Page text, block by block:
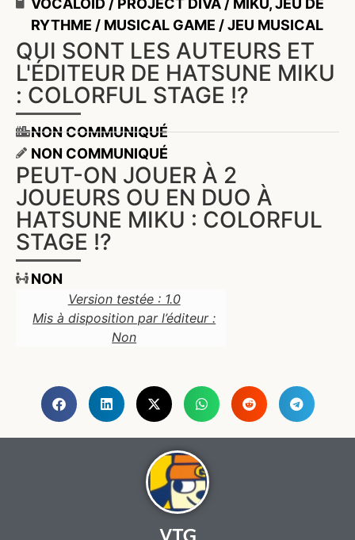
VOCALOID / PROJECT DIVA / MIKU,JEU DE
RYTHME / MUSICAL GAME / JEU MUSICAL
QUI SONT LES AUTEURS ET
L'ÉDITEUR DE HATSUNE MIKU
: COLORFUL STAGE !?
NON COMMUNIQUÉ
NON COMMUNIQUÉ
PEUT-ON JOUER À 2
JOUEURS OU EN DUO À
HATSUNE MIKU : COLORFUL
STAGE !?
NON
Version testée : 1.0
Mis à disposition par l’éditeur :
Non